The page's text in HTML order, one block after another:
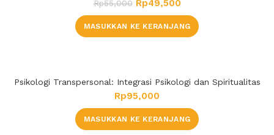
Rp55,000 Rp49,500
MASUKKAN KE KERANJANG
Psikologi Transpersonal: Integrasi Psikologi dan Spiritualitas
Rp95,000
MASUKKAN KE KERANJANG